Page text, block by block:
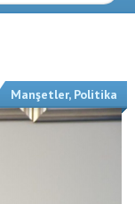
Manşetler, Politika